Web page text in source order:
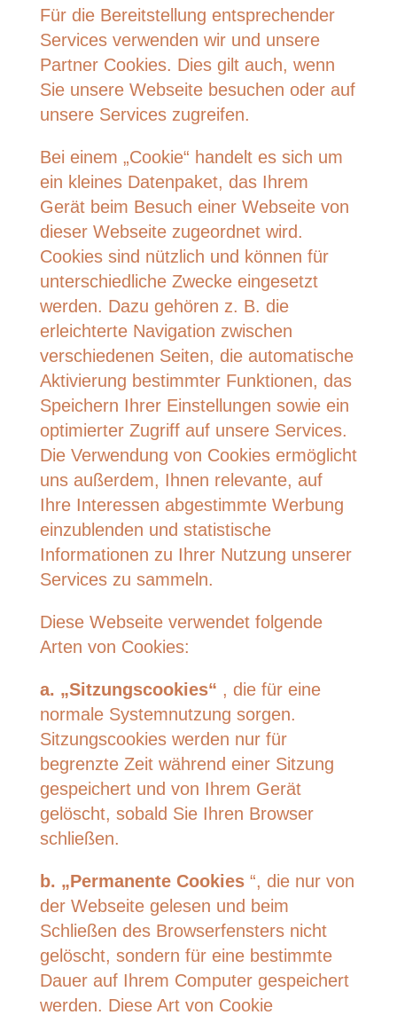
Für die Bereitstellung entsprechender
Services verwenden wir und unsere
Partner Cookies. Dies gilt auch, wenn
Sie unsere Webseite besuchen oder auf
unsere Services zugreifen.
Bei einem „Cookie“ handelt es sich um
ein kleines Datenpaket, das Ihrem
Gerät beim Besuch einer Webseite von
dieser Webseite zugeordnet wird.
Cookies sind nützlich und können für
unterschiedliche Zwecke eingesetzt
werden. Dazu gehören z. B. die
erleichterte Navigation zwischen
verschiedenen Seiten, die automatische
Aktivierung bestimmter Funktionen, das
Speichern Ihrer Einstellungen sowie ein
optimierter Zugriff auf unsere Services.
Die Verwendung von Cookies ermöglicht
uns außerdem, Ihnen relevante, auf
Ihre Interessen abgestimmte Werbung
einzublenden und statistische
Informationen zu Ihrer Nutzung unserer
Services zu sammeln.
Diese Webseite verwendet folgende
Arten von Cookies:
a. „Sitzungscookies“ , die für eine
normale Systemnutzung sorgen.
Sitzungscookies werden nur für
begrenzte Zeit während einer Sitzung
gespeichert und von Ihrem Gerät
gelöscht, sobald Sie Ihren Browser
schließen.
b. „Permanente Cookies“, die nur von
der Webseite gelesen und beim
Schließen des Browserfensters nicht
gelöscht, sondern für eine bestimmte
Dauer auf Ihrem Computer gespeichert
werden. Diese Art von Cookie